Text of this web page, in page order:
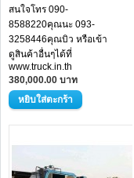
สนใจโทร 090-
8588220คุณนะ 093-
3258446คุณบิว หรือเข้า
ดูสินค้าอื่นๆได้ที่
www.truck.in.th
380,000.00 บาท